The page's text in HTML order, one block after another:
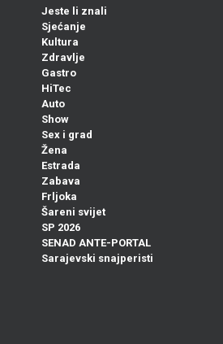
Jeste li znali
Sjećanje
Kultura
Zdravlje
Gastro
HiTec
Auto
Show
Sex i grad
Žena
Estrada
Zabava
Frljoka
Šareni svijet
SP 2026
SENAD ANTE-PORTAL
Sarajevski snajperisti